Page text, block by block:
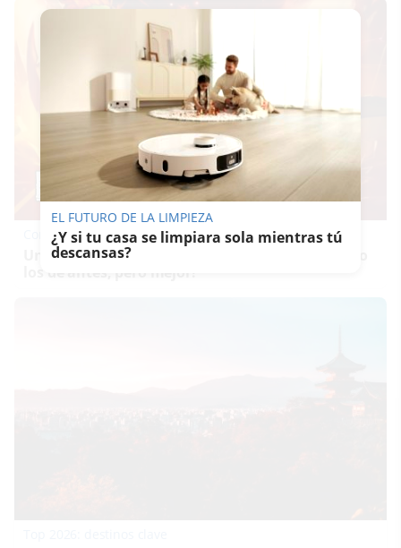
Corepunk MMORPG
Un verdadero MMORPG de la vieja escuela ¡Cómo
EL FUTURO DE LA LIMPIEZA
¿Y si tu casa se limpiara sola mientras tú
descansas?